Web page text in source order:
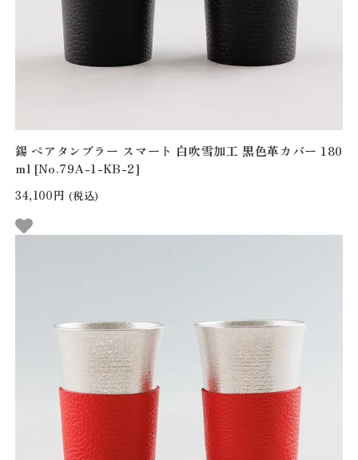
錫 ペアタンブラー スマート 白吹雪加工 黒色革カバー 180
ml [No.79A-1-KB-2]
34,100円 (税込)